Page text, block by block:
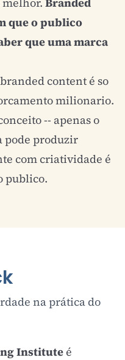
que o publico
que uma marca
content é so
milionario.
-- apenas o
pode produzir
com criatividade é
publico.
na prática do
Instituteé